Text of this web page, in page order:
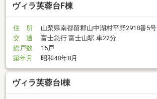
ヴィラ芙蓉台F棟
住 所
山梨県南都留郡山中湖村平野2918番5号
交 通
富士急行 富士山駅 車22分
総戸数
15戸
築年月
昭和48年8月
ヴィラ芙蓉台I棟